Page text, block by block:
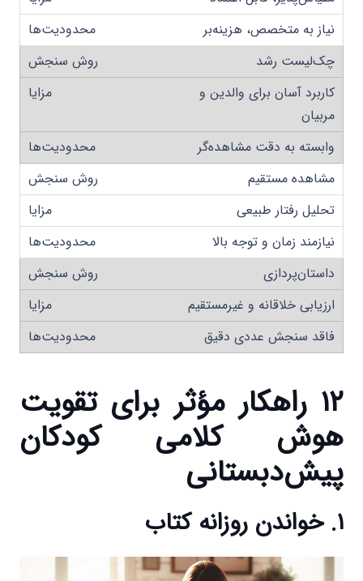
نیاز به متخصص، هزینه‌بر
چک‌لیست رشد
کاربرد آسان برای والدین و
مربیان
وابسته به دقت مشاهده‌گر
مشاهده مستقیم
تحلیل رفتار طبیعی
نیازمند زمان و توجه بالا
داستان‌پردازی
ارزیابی خلاقانه و غیرمستقیم
فاقد سنجش عددی دقیق
۱۲ راهکار مؤثر برای تقویت
هوش کلامی کودکان
پیش‌دبستانی
۱. خواندن روزانه کتاب